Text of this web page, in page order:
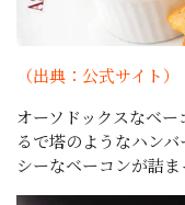
（出典：公式サイト）
オーソドックスなベ
るで塔のようなハン
シーなベーコンが詰ま